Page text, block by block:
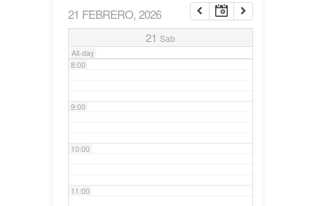
21 FEBRERO, 2026
21 Sab
All-day
7:00
8:00
9:00
10:00
11:00